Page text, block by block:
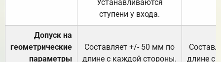
Устанавливаются
ступени у входа.
Допуск на
геометрические
параметры
Составляет +/- 50 мм по
длине с каждой стороны.
длине с